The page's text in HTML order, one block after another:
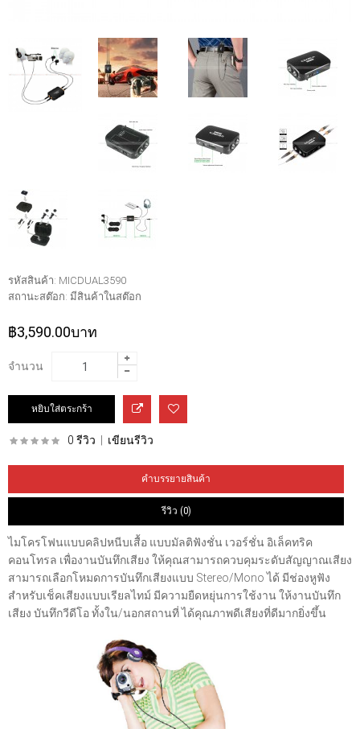
รหัสสินค้า: MICDUAL3590
สถานะสต๊อก: มีสินค้าในสต๊อก
฿3,590.00บาท
จำนวน
0 รีวิว เขียนรีวิว
คำบรรยายสินค้า
รีวิว (0)
ไมโครโฟนแบบคลิปหนีบเสื้อ แบบมัลติฟังชั่น เวอร์ชั่น อิเล็คทริค
คอนโทรล เพื่องานบันทึกเสียง ให้คุณสามารถควบคุมระดับสัญญาณเสียง
สามารถเลือกโหมดการบันทึกเสียงแบบ Stereo/Mono ได้ มีช่องหูฟัง
สำหรับเช็คเสียงแบบเรียลไทม์ มีความยืดหยุ่นการใช้งาน ให้งานบันทึก
เสียง บันทึกวีดีโอ ทั้งใน/นอกสถานที่ ได้คุณภาพดีเสียงที่ดีมากยิ่งขึ้น